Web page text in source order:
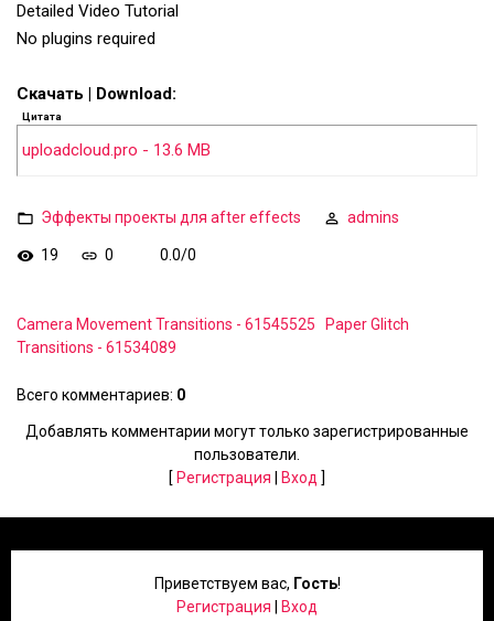
Detailed Video Tutorial
No plugins required
Скачать | Download:
Цитата
uploadcloud.pro - 13.6 MB
Эффекты проекты для after effects admins
19 0 0.0/0
Camera Movement Transitions - 61545525
Paper Glitch
Transitions - 61534089
Всего комментариев: 0
Добавлять комментарии могут только зарегистрированные
пользователи.
[ Регистрация Вход ]
Приветствуем вас, Гость!
Регистрация
Вход